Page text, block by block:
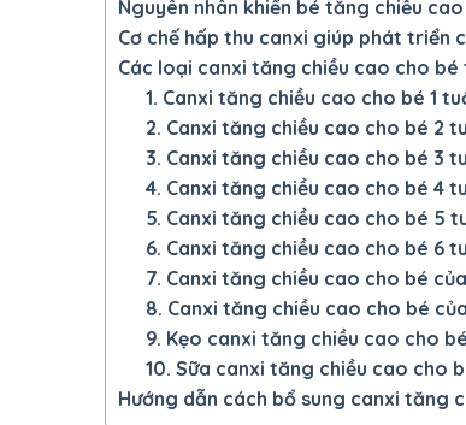
Nguyên nhân khiến bé tăng chiều
Cơ chế hấp thu canxi giúp phát triển
Các loại canxi tăng chiều cao cho
1. Canxi tăng chiều cao cho bé 1
2. Canxi tăng chiều cao cho bé 2
3. Canxi tăng chiều cao cho bé 3
4. Canxi tăng chiều cao cho bé 4
5. Canxi tăng chiều cao cho bé 5
6. Canxi tăng chiều cao cho bé 6
7. Canxi tăng chiều cao cho bé
8. Canxi tăng chiều cao cho bé
9. Kẹo canxi tăng chiều cao cho bé
10. Sữa canxi tăng chiều cao cho
Hướng dẫn cách bổ sung canxi tăng